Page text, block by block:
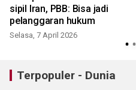
sipil Iran, PBB: Bisa jadi
pelanggaran hukum
Selasa, 7 April 2026
Terpopuler - Dunia